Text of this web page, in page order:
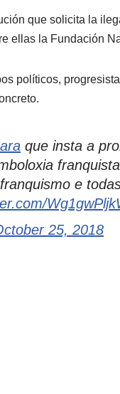
que solicita la
ellas la Fundación
políticos,
que insta a
e
25, 2018